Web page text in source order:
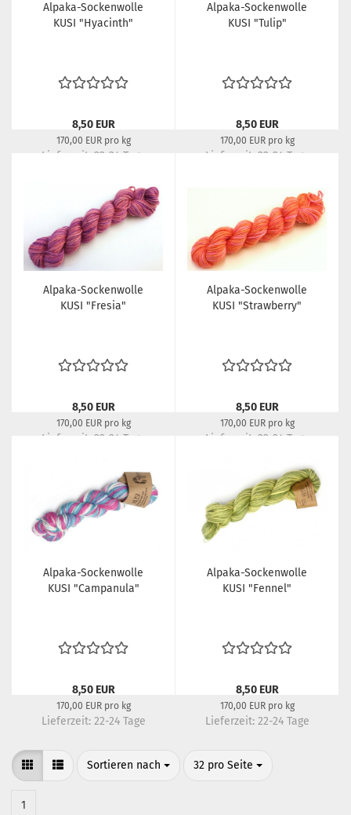
Alpaka-Sockenwolle
KUSI "Hyacinth"
8,50 EUR
170,00 EUR pro kg
Lieferzeit: 22-24 Tage
Alpaka-Sockenwolle
KUSI "Tulip"
8,50 EUR
170,00 EUR pro kg
Lieferzeit: 22-24 Tage
Alpaka-Sockenwolle
KUSI "Fresia"
8,50 EUR
170,00 EUR pro kg
Lieferzeit: 22-24 Tage
Alpaka-Sockenwolle
KUSI "Strawberry"
8,50 EUR
170,00 EUR pro kg
Lieferzeit: 22-24 Tage
Alpaka-Sockenwolle
KUSI "Campanula"
8,50 EUR
170,00 EUR pro kg
Lieferzeit: 22-24 Tage
Alpaka-Sockenwolle
KUSI "Fennel"
8,50 EUR
170,00 EUR pro kg
Lieferzeit: 22-24 Tage
Sortieren nach
Sortieren nach 32 pro Seite
pro Seite
1